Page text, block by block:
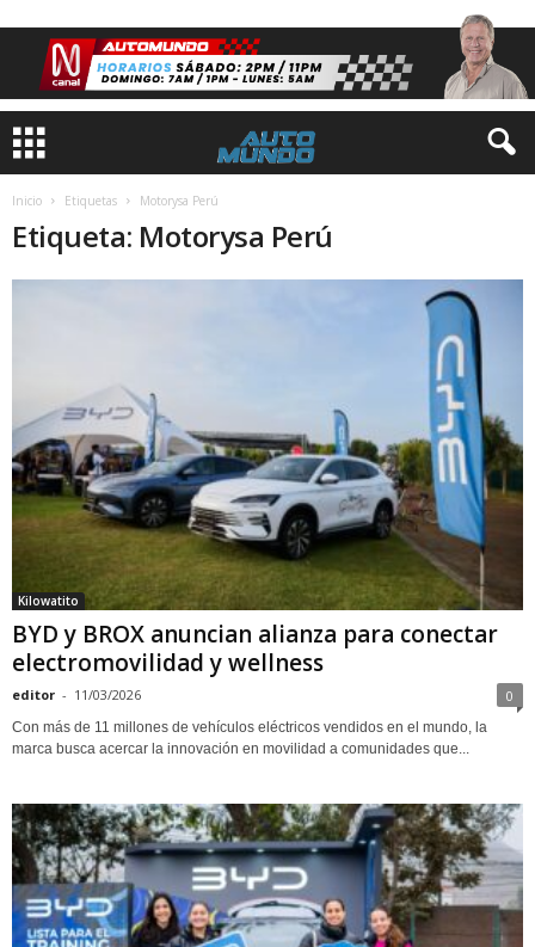
Inicio Etiquetas Motorysa Perú
Etiqueta: Motorysa Perú
Kilowatito
BYD y BROX anuncian alianza para conectar
electromovilidad y wellness
editor - 11/03/2026 0
Con más de 11 millones de vehículos eléctricos vendidos en el mundo, la
marca busca acercar la innovación en movilidad a comunidades que...